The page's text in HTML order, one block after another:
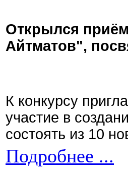
Открылся
Айтматов",
К конкурсу
участие в
состоять из 10
Подробнее ...